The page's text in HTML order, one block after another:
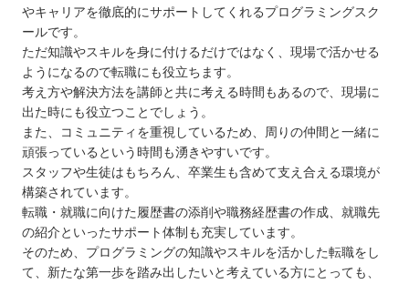
やキャリアを徹底的にサポートしてくれるプログラミングスク
ールです。
ただ知識やスキルを身に付けるだけではなく、現場で活かせる
ようになるので転職にも役立ちます。
考え方や解決方法を講師と共に考える時間もあるので、現場に
出た時にも役立つことでしょう。
また、コミュニティを重視しているため、周りの仲間と一緒に
頑張っているという時間も湧きやすいです。
スタッフや生徒はもちろん、卒業生も含めて支え合える環境が
構築されています。
転職・就職に向けた履歴書の添削や職務経歴書の作成、就職先
の紹介といったサポート体制も充実しています。
そのため、プログラミングの知識やスキルを活かした転職をし
て、新たな第一歩を踏み出したいと考えている方にとっても、